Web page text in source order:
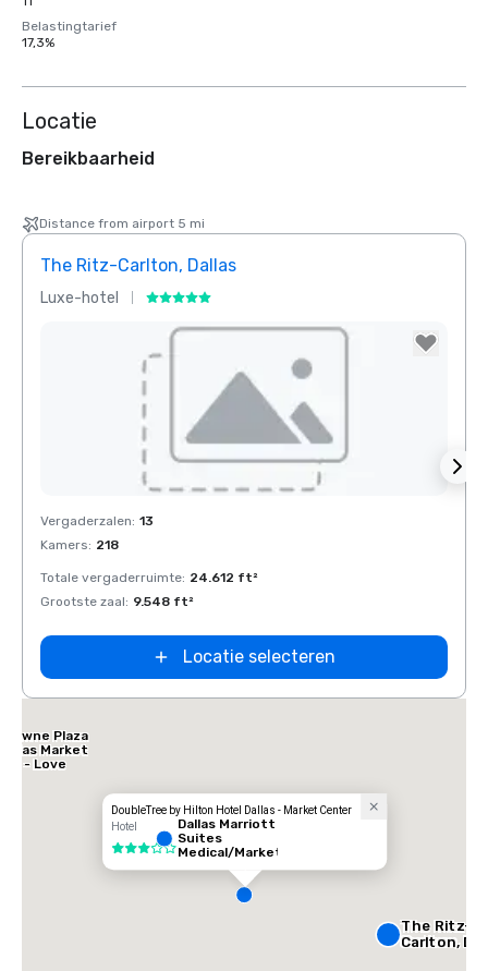
Belastingtarief
17,3%
Locatie
Bereikbaarheid
Distance from airport 5 mi
The Ritz-Carlton, Dallas
Luxe-hotel
Removed from favorites
Vergaderzalen: 13
Kamers: 218
Totale vergaderruimte: 24.612 ft²
Grootste zaal: 9.548 ft²
Locatie selecteren
DoubleTree by Hilton Hotel Dallas - Market Center
Hotel
3 van 5
The Ritz-
Carlton,
Plaza
Market
- Love
Dallas Marriott
Suites
Medical/Market